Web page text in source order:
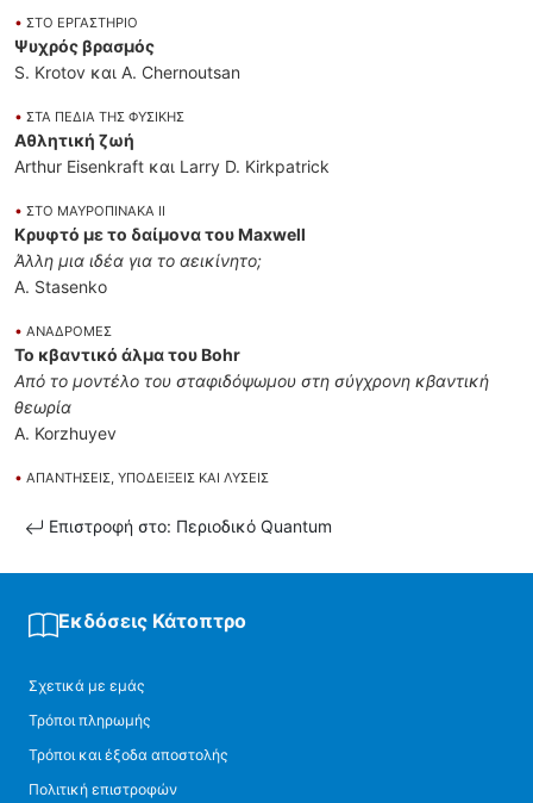
• ΣΤΟ ΕΡΓΑΣΤΗΡΙΟ
Ψυχρός βρασμός
S. Krotov και A. Chernoutsan
• ΣΤΑ ΠΕΔΙΑ ΤΗΣ ΦΥΣΙΚΗΣ
Αθλητική ζωή
Arthur Eisenkraft και Larry D. Kirkpatrick
• ΣΤΟ ΜΑΥΡΟΠΙΝΑΚΑ ΙΙ
Κρυφτό με το δαίμονα του Maxwell
Άλλη μια ιδέα για το αεικίνητο;
A. Stasenko
• ΑΝΑΔΡΟΜΕΣ
Το κβαντικό άλμα του Bohr
Από το μοντέλο του σταφιδόψωμου στη σύγχρονη κβαντική
θεωρία
A. Korzhuyev
• ΑΠΑΝΤΗΣΕΙΣ, ΥΠΟΔΕΙΞΕΙΣ ΚΑΙ ΛΥΣΕΙΣ
Επιστροφή στο: Περιοδικό Quantum
Εκδόσεις Κάτοπτρο
Σχετικά με εμάς
Τρόποι πληρωμής
Τρόποι και έξοδα αποστολής
Πολιτική επιστροφών